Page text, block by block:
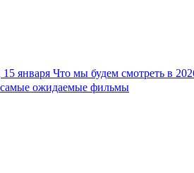
15 января Что мы будем смотреть в
самые ожидаемые фильмы